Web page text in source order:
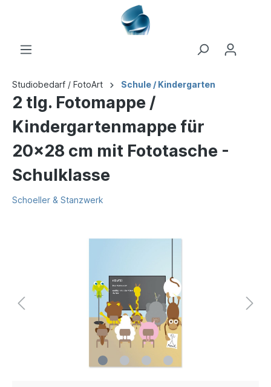
Studiobedarf / FotoArt Schule / Kindergarten
2 tlg. Fotomappe /
Kindergartenmappe für
20x28 cm mit Fototasche -
Schulklasse
Schoeller & Stanzwerk